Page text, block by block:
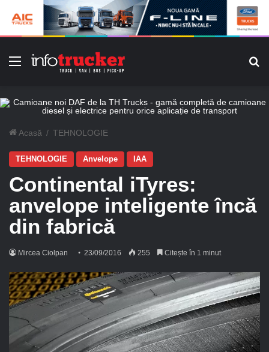
Meniu
Acasă / TEHNOLOGIE
TEHNOLOGIE Anvelope IAA
Continental iTyres:
anvelope inteligente încă
din fabrică
Mircea Ciolpan 23/09/2016 255 Citește în 1 minut